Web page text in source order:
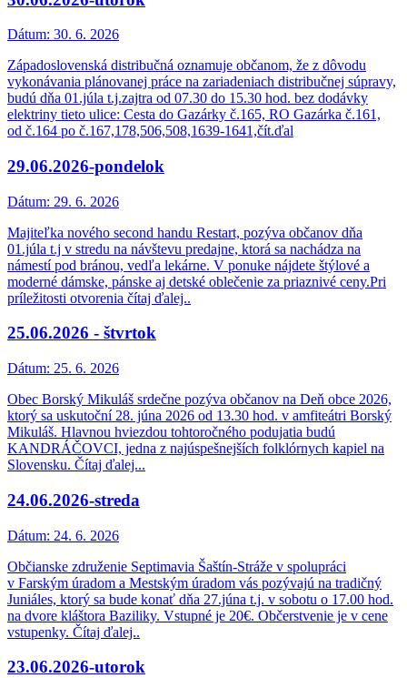
Dátum: 30. 6. 2026
Západoslovenská distribučná oznamuje občanom, že z dôvodu
vykonávania plánovanej práce na zariadeniach distribučnej súpravy,
budú dňa 01.júla t.j.zajtra od 07.30 do 15.30 hod. bez dodávky
elektriny tieto ulice: Cesta do Gazárky č.165, RO Gazárka č.161,
od č.164 po č.167,178,506,508,1639-1641,čít.ďal
29.06.2026-pondelok
Dátum: 29. 6. 2026
Majiteľka nového second handu Restart, pozýva občanov dňa
01.júla t.j v stredu na návštevu predajne, ktorá sa nachádza na
námestí pod bránou, vedľa lekárne. V ponuke nájdete štýlové a
moderné dámske, pánske aj detské oblečenie za priaznivé ceny.Pri
príležitosti otvorenia čítaj ďalej..
25.06.2026 - štvrtok
Dátum: 25. 6. 2026
Obec Borský Mikuláš srdečne pozýva občanov na Deň obce 2026,
ktorý sa uskutoční 28. júna 2026 od 13.30 hod. v amfiteátri Borský
Mikuláš. Hlavnou hviezdou tohtoročného podujatia budú
KANDRÁČOVCI, jedna z najúspešnejších folklórnych kapiel na
Slovensku. Čítaj ďalej...
24.06.2026-streda
Dátum: 24. 6. 2026
Občianske združenie Septimavia Šaštín-Stráže v spolupráci
v Farským úradom a Mestským úradom vás pozývajú na tradičný
Juniáles, ktorý sa bude konať dňa 27.júna t.j. v sobotu o 17.00 hod.
na dvore kláštora Baziliky. Vstupné je 20€. Občerstvenie je v cene
vstupenky. Čítaj ďalej..
23.06.2026-utorok